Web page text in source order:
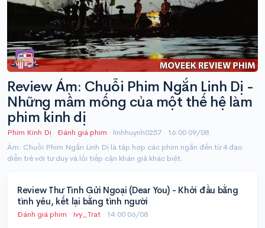
Review Ám: Chuỗi Phim Ngắn Linh Dị -
Những mầm mống của một thế hệ làm
phim kinh dị
Phim Kinh Dị · Đánh giá phim · linhhuynh0257 · 16:00 09/08
Ám: Chuỗi Phim Ngắn Linh Dị là tập hợp các phim ngắn đến từ 4 đạo
diễn trẻ với tư duy và lối tiếp cận khán giả khác biệt.
Review Thư Tình Gửi Ngoại (Dear You) - Khởi đầu bằng
tình yêu, kết lại bằng tình người
Đánh giá phim · Ivy_Trat · 14:00 06/08